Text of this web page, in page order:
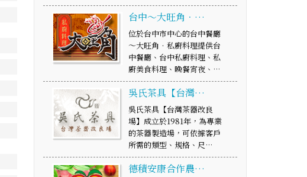
台中～大旺角．…
位於台中市中心的台中餐廳
～大旺角．私廚料理提供台
中餐廳、台中私廚料理、私
廚美食料理、晚餐宵夜、…
吳氏茶具【台灣…
吳氏茶具【台灣茶器改良
場】成立於1981年，為專業
的茶器製造場，可依據客戶
所需的類型、規格、尺…
德積安康合作農…